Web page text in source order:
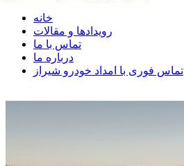
خانه
رویدادها و مقالات
تماس با ما
درباره ما
تماس فوری با امداد خودرو شیراز